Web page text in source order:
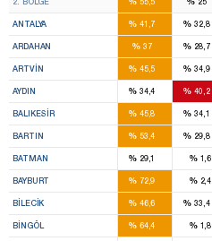
ANTALYA %41,7 % 32,8
ARDAHAN %37 % 28,7
ARTVIN %45,5 % 34,9
AYDIN %34,4 % 40,2
BALIKESIR %45,8 % 34,1
BARTIN %53,4 % 29,8
BATMAN %29,1 %1,6
BAYBURT %72,9 %2,4
BILECIK %46,6 % 33,4
BINGÖL %64,4 %1,8